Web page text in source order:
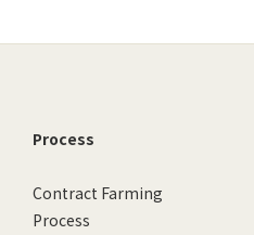
Process
Contract Farming
Process